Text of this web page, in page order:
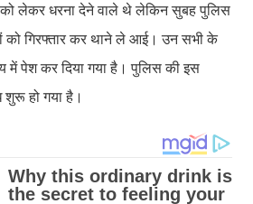
को लेकर धरना देने वाले थे लेकिन सुबह पुलिस
को गिरफ्तार कर थाने ले आई। उन सभी के
में पेश कर दिया गया है। पुलिस की इस
शुरू हो गया है।